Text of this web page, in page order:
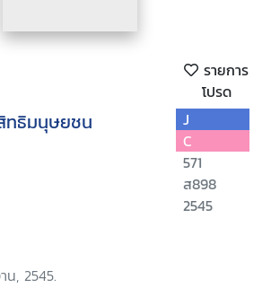
รายการ
โปรด
ทธิมนุษยชน
, 2545.
J
C
571
ส898
2545